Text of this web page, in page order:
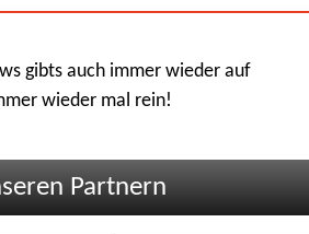
gibts auch immer wieder auf
wieder mal rein!
Partnern